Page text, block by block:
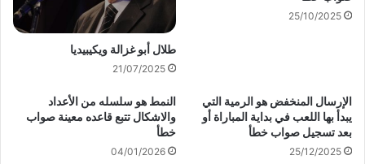
25/10/2025
طلال أبو غزالة ويكيبيديا
21/07/2025
الإرسال المنخفض هو الرمية التي
يبدأ بها اللعب في بداية المباراة أو
بعد تسجيل صواب خطأ
25/12/2025
النمط هو سلسله من الأعداد
والاشكال تتبع قاعده معينة صواب
خطأ
04/01/2026